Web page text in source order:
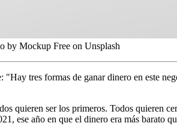
by Mockup Free on Unsplash
tres formas de ganar dinero en este
quieren ser los primeros. Todos quieren
ese año en que el dinero era más barato